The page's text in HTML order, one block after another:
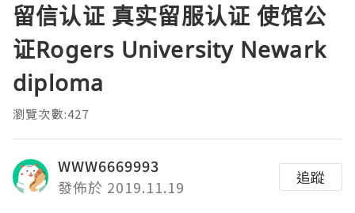
留信认证 真实留服认证 使馆公
证Rogers University Newark
diploma
瀏覽次數:427
WWW6669993
發佈於 2019.11.19
追蹤